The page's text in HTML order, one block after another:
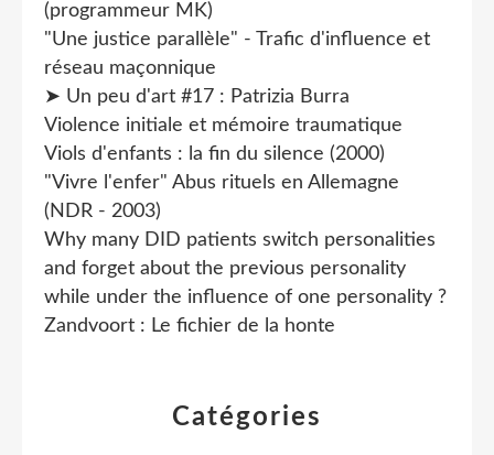
Catégories
(programmeur MK)
"Une justice parallèle" - Trafic d'influence et
réseau maçonnique
➤ Un peu d'art #17 : Patrizia Burra
Violence initiale et mémoire traumatique
Viols d'enfants : la fin du silence (2000)
"Vivre l'enfer" Abus rituels en Allemagne
(NDR - 2003)
Why many DID patients switch personalities
and forget about the previous personality
while under the influence of one personality ?
Zandvoort : Le fichier de la honte